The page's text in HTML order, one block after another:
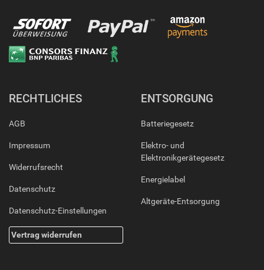
RECHTLICHES
AGB
Impressum
Widerrufsrecht
Datenschutz
Datenschutz-Einstellungen
Vertrag widerrufen
ENTSORGUNG
Batteriegesetz
Elektro- und
Elektronikgerätegesetz
Energielabel
Altgeräte-Entsorgung